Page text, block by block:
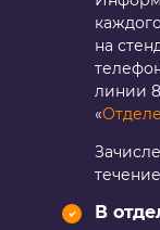
на
линии
«
В